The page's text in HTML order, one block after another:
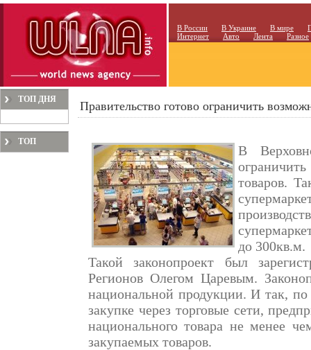
В России В Украине В мире
Интернет
Авто Лента Разное
ТОП ДНЯ
ТОП
Правительство готово ограничить
В
товаров.
до 300кв.м.
Такой законопроект был
Регионов Олегом Царевым.
национальной продукции. И так, по
закупке через торговые сети,
национального товара не менее
закупаемых товаров.